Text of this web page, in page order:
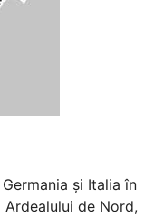
și Italia în
de Nord,